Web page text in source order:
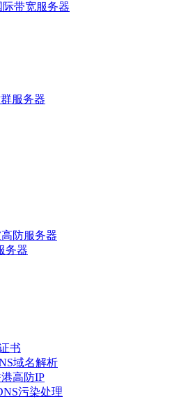
际带宽服务器
服务器
防服务器
务器
书
域名解析
高防IP
污染处理